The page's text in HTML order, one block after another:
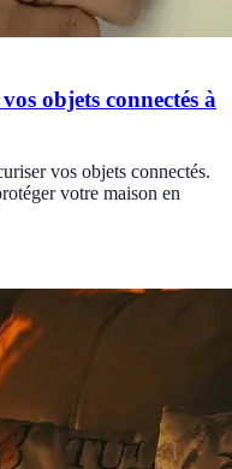
objets connectés à
vos objets connectés.
votre maison en